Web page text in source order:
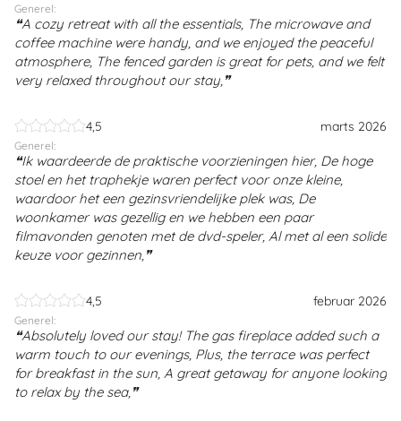
Generel:
A cozy retreat with all the essentials, The microwave and
coffee machine were handy, and we enjoyed the peaceful
atmosphere, The fenced garden is great for pets, and we felt
very relaxed throughout our stay,
4,5 marts 2026
Generel:
Ik waardeerde de praktische voorzieningen hier, De hoge
stoel en het traphekje waren perfect voor onze kleine,
waardoor het een gezinsvriendelijke plek was, De
woonkamer was gezellig en we hebben een paar
filmavonden genoten met de dvd-speler, Al met al een solide
keuze voor gezinnen,
4,5 februar 2026
Generel:
Absolutely loved our stay! The gas fireplace added such a
warm touch to our evenings, Plus, the terrace was perfect
for breakfast in the sun, A great getaway for anyone looking
to relax by the sea,